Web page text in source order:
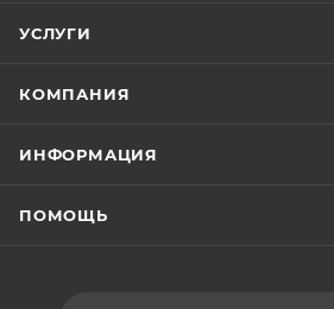
УСЛУГИ
КОМПАНИЯ
ИНФОРМАЦИЯ
ПОМОЩЬ